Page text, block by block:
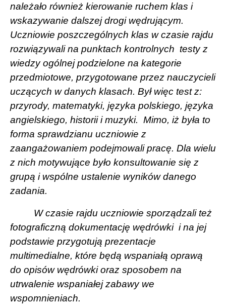
należało również kierowanie ruchem klas i
wskazywanie dalszej drogi wędrującym.
Uczniowie poszczególnych klas w czasie rajdu
rozwiązywali na punktach kontrolnych testy z
wiedzy ogólnej podzielone na kategorie
przedmiotowe, przygotowane przez nauczycieli
uczących w danych klasach. Był więc test z:
przyrody, matematyki, języka polskiego, języka
angielskiego, historii i muzyki. Mimo, iż była to
forma sprawdzianu uczniowie z
zaangażowaniem podejmowali pracę. Dla wielu
z nich motywujące było konsultowanie się z
grupą i wspólne ustalenie wyników danego
zadania.
W czasie rajdu uczniowie sporządzali też
fotograficzną dokumentację wędrówki i na jej
podstawie przygotują prezentacje
multimedialne, które będą wspaniałą oprawą
do opisów wędrówki oraz sposobem na
utrwalenie wspaniałej zabawy we
wspomnieniach.